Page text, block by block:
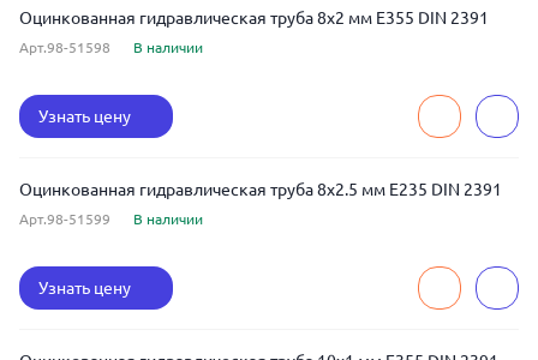
Оцинкованная гидравлическая труба 8x2 мм E355 DIN 2391
Арт.98-51598 В наличии
Узнать цену
Оцинкованная гидравлическая труба 8x2.5 мм E235 DIN 2391
Арт.98-51599 В наличии
Узнать цену